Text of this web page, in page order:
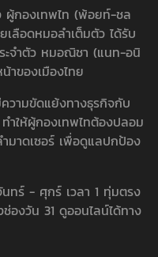
ผู้กองเทพไท (พ้อยท์-ชล
ลือดหมอลำเต็มตัว ได้รับ
ะจำตัว หมอณิชา (แนท-อนิ
ของเมืองไทย
วามขัดแย้งทางธุรกิจกับ
ำให้ผู้กองเทพไทต้องปลอม
มาดเซอร์ เพื่อดูแลปกป้อง
ทร์ - ศุกร์ เวลา 1 ทุ่มตรง
องวัน 31 ดูออนไลน์ได้ทาง